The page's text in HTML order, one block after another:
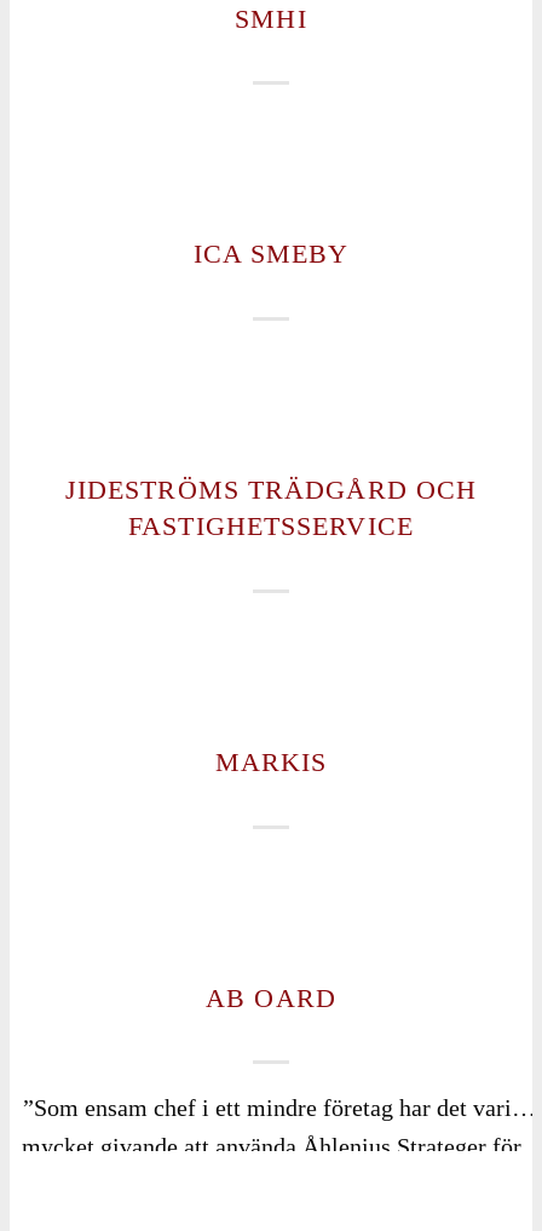
SMHI
ICA SMEBY
JIDESTRÖMS TRÄDGÅRD OCH
FASTIGHETSSERVICE
MARKIS
AB OARD
”Som ensam chef i ett mindre företag har det varit
mycket givande att använda Åhlenius Strateger för